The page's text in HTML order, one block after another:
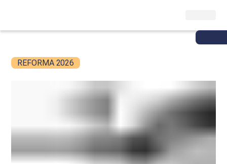
REFORMA 2026